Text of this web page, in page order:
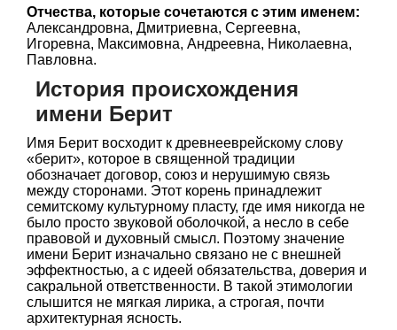
Отчества, которые сочетаются с этим именем:
Александровна, Дмитриевна, Сергеевна,
Игоревна, Максимовна, Андреевна, Николаевна,
Павловна.
История происхождения
имени Берит
Имя Берит восходит к древнееврейскому слову
«берит», которое в священной традиции
обозначает договор, союз и нерушимую связь
между сторонами. Этот корень принадлежит
семитскому культурному пласту, где имя никогда не
было просто звуковой оболочкой, а несло в себе
правовой и духовный смысл. Поэтому значение
имени Берит изначально связано не с внешней
эффектностью, а с идеей обязательства, доверия и
сакральной ответственности. В такой этимологии
слышится не мягкая лирика, а строгая, почти
архитектурная ясность.